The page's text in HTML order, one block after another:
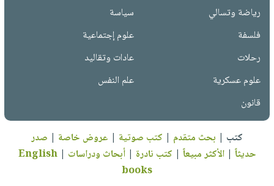
رياضة وتسالي
سياسة
فلسفة
علوم إجتماعية
رحلات
عادات وتقاليد
علوم عسكرية
علم النفس
قانون
كتب | بحث متقدم | كتب صوتية | عروض خاصة | صدر
حديثاً |الأكثر مبيعاً | كتب نادرة |أبحاث ودراسات |
English
books